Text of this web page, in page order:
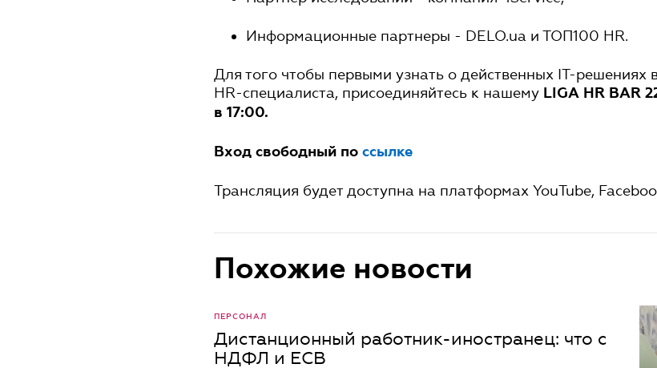
Информационные партнеры - DELO.ua и ТОП100 HR.
Для того чтобы первыми узнать о действенных ІТ-решениях
HR-специалиста, присоединяйтесь к нашему LIGA HR BAR
в 17:00.
Вход свободный по ссылке
Трансляция будет доступна на платформах YouTube,
Похожие новости
ПЕРСОНАЛ
Дистанционный работник-иностранец: что с
НДФЛ и ЕСВ